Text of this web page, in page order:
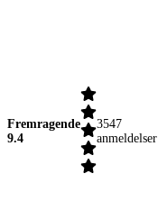
Fremragende
9.4
3547
anmeldelser